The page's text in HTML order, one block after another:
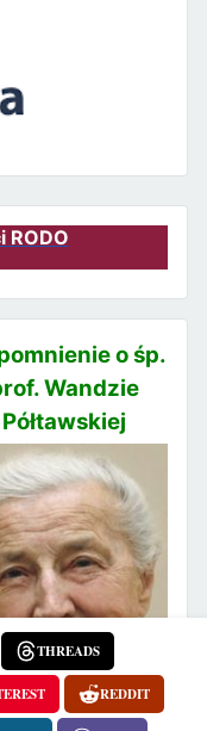
THREADS
REDDIT
RODO
o śp.
Wandzie
Półtawskiej